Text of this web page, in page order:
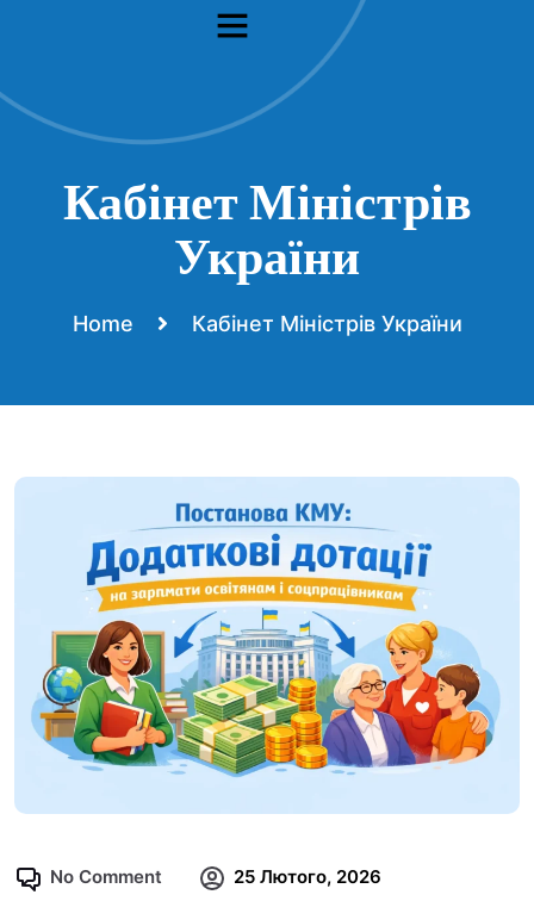
Кабінет Міністрів
України
Home Кабінет Міністрів України
Актуальні документи
No Comment 25 Лютого, 2026